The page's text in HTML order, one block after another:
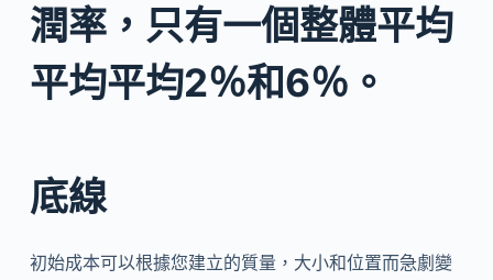
潤率，只有一個整體平均
平均平均2％和6％。
底線
初始成本可以根據您建立的質量，大小和位置而急劇變